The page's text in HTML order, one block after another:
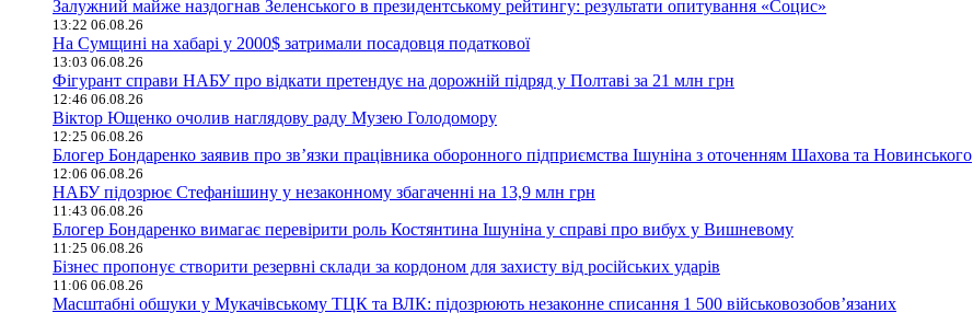
Залужний майже наздогнав Зеленського в президентському рейтингу: результати опитування «Социс»
13:22 06.08.26
На Сумщині на хабарі у 2000$ затримали посадовця податкової
13:03 06.08.26
Фігурант справи НАБУ про відкати претендує на дорожній підряд у Полтаві за 21 млн грн
12:46 06.08.26
Віктор Ющенко очолив наглядову раду Музею Голодомору
12:25 06.08.26
Блогер Бондаренко заявив про зв’язки працівника оборонного підприємства Ішуніна з оточенням Шахова та Новинського
12:06 06.08.26
НАБУ підозрює Стефанішину у незаконному збагаченні на 13,9 млн грн
11:43 06.08.26
Блогер Бондаренко вимагає перевірити роль Костянтина Ішуніна у справі про вибух у Вишневому
11:25 06.08.26
Бізнес пропонує створити резервні склади за кордоном для захисту від російських ударів
11:06 06.08.26
Масштабні обшуки у Мукачівському ТЦК та ВЛК: підозрюють незаконне списання 1 500 військовозобов’язаних